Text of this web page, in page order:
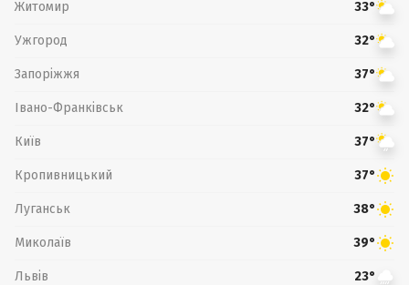
Житомир 33°
Ужгород 32°
Запоріжжя 37°
Івано-Франківськ 32°
Київ 37°
Кропивницький 37°
Луганськ 38°
Миколаїв 39°
Львів 23°